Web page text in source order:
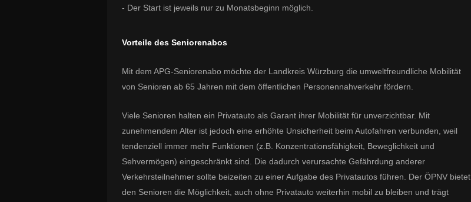
- Der Start ist jeweils nur zu Monatsbeginn möglich.
Vorteile des Seniorenabos
Mit dem APG-Seniorenabo möchte der Landkreis Würzburg die umweltfreundliche Mobilität
von Senioren ab 65 Jahren mit dem öffentlichen Personennahverkehr fördern.
Viele Senioren halten ein Privatauto als Garant ihrer Mobilität für unverzichtbar. Mit
zunehmendem Alter ist jedoch eine erhöhte Unsicherheit beim Autofahren verbunden, weil
tendenziell immer mehr Funktionen (z.B. Konzentrationsfähigkeit, Beweglichkeit und
Sehvermögen) eingeschränkt sind. Die dadurch verursachte Gefährdung anderer
Verkehrsteilnehmer sollte beizeiten zu einer Aufgabe des Privatautos führen. Der ÖPNV bietet
den Senioren die Möglichkeit, auch ohne Privatauto weiterhin mobil zu bleiben und trägt